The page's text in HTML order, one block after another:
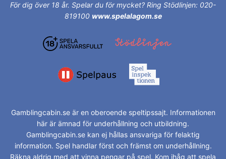
För dig över 18 år. Spelar du för mycket? Ring Stödlinjen: 020-
819100 www.spelalagom.se
Gamblingcabin.se är en oberoende speltipssajt. Informationen
här är ämnad för underhållning och utbildning.
Gamblingcabin.se kan ej hållas ansvariga för felaktig
information. Spel handlar först och främst om underhållning.
Räkna aldrig med att vinna pengar på spel. Kom ihåg att spela